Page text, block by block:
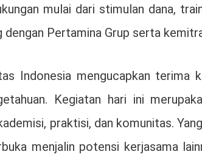
mulai dari stimulan dana,
Pertamina Grup serta
Indonesia mengucapkan
Kegiatan hari ini
praktisi, dan komunitas.
menjalin potensi kerjasama